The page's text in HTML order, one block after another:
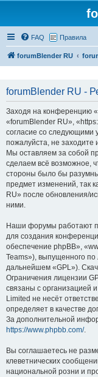
FAQ Правила
forumBlender RU
forumBlender RU -
Заходя на конференцию
«forumBlender RU»,
согласие со следующими
пожалуйста, не
Мы оставляем за собой
сделаем всё возможное,
стороны было бы
предмет изменений, так
RU» после обновления/
ними.
Наши форумы работают
для создания
обеспечение phpBB»,
Teams»), выпущенного по
дальнейшем «GPL»).
Ограничения лицензии
связаны с организацией
Limited не несёт
определяет в качестве
За дополнительной
https://www.phpbb.com/.
Вы соглашаетесь не
клеветнических
национальной розни и